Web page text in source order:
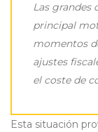
Las grandes
principal
momentos
ajustes
el coste de
Esta situación